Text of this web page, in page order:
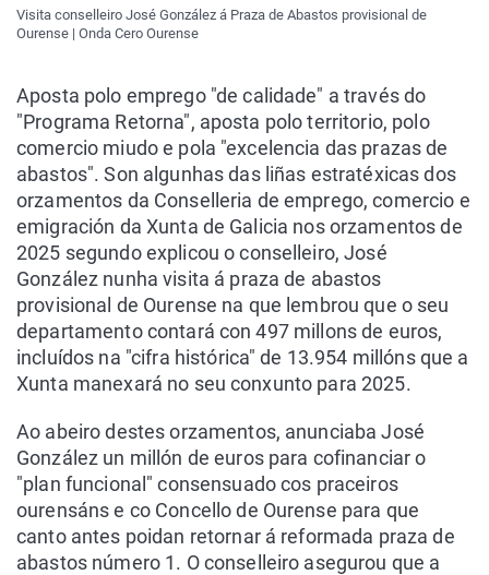
Visita conselleiro José González á Praza de Abastos provisional de
Ourense | Onda Cero Ourense
Aposta polo emprego "de calidade" a través do
"Programa Retorna", aposta polo territorio, polo
comercio miudo e pola "excelencia das prazas de
abastos". Son algunhas das liñas estratéxicas dos
orzamentos da Conselleria de emprego, comercio e
emigración da Xunta de Galicia nos orzamentos de
2025 segundo explicou o conselleiro, José
González nunha visita á praza de abastos
provisional de Ourense na que lembrou que o seu
departamento contará con 497 millons de euros,
incluídos na "cifra histórica" de 13.954 millóns que a
Xunta manexará no seu conxunto para 2025.
Ao abeiro destes orzamentos, anunciaba José
González un millón de euros para cofinanciar o
"plan funcional" consensuado cos praceiros
ourensáns e co Concello de Ourense para que
canto antes poidan retornar á reformada praza de
abastos número 1. O conselleiro asegurou que a